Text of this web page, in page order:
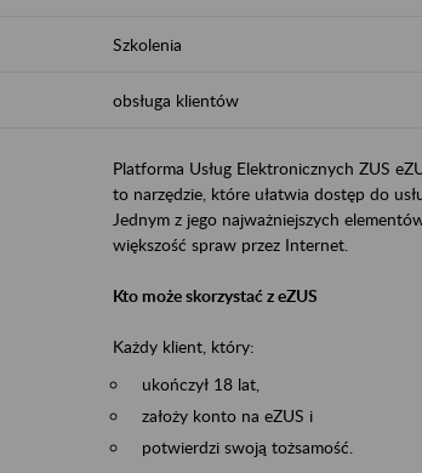
Szkolenia
obsługa klientów
Platforma Usług Elektronicznych ZUS
to narzędzie, które ułatwia dostęp do
Jednym z jego najważniejszych
większość spraw przez Internet.
Kto może skorzystać z eZUS
Każdy klient, który:
ukończył 18 lat,
założy konto na eZUS i
potwierdzi swoją tożsamość.